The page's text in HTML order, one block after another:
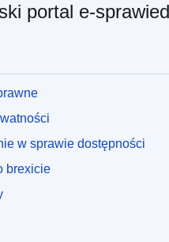
portal e-
w sprawie dostępności
brexicie